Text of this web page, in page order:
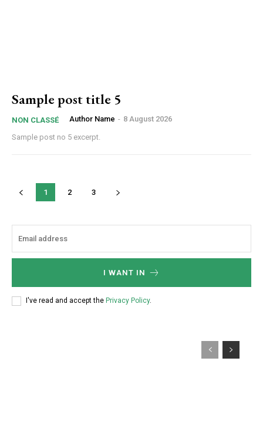
Sample post title 5
NON CLASSÉ Author Name - 8 August 2026
Sample post no 5 excerpt.
1 2 3
I WANT IN
I've read and accept the Privacy Policy.